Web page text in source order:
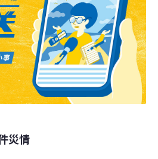
系生長衰弱，罹疫病後，常呈現
即時防治，2、3週內恐摧毀整片
田也出現二點小綠葉蟬為害，台
闊葉雜草等其他寄主，減少二點
設置噴灌設施或利用噴水
災情